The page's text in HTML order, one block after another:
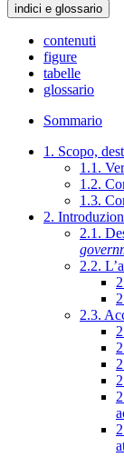
indici e glossario
contenuti
figure
tabelle
glossario
Sommario
1. Scopo,
1.1.
1.2.
1.3.
2.
2.1.
2.2.
2.3.